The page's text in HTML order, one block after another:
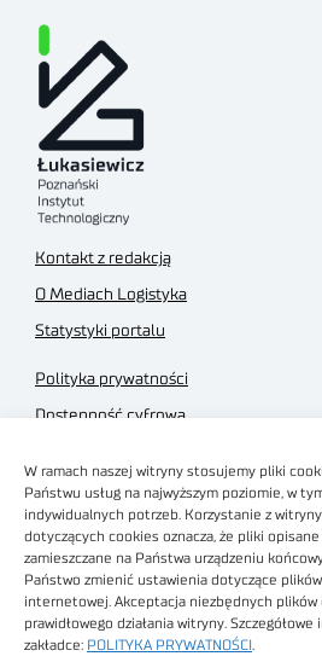
W ramach naszej witryny stosujemy pliki
Państwu usług na najwyższym poziomie, w
indywidualnych potrzeb. Korzystanie z
dotyczących cookies oznacza, że pliki opisane
zamieszczane na Państwa urządzeniu
Państwo zmienić ustawienia dotyczące
internetowej. Akceptacja niezbędnych plików
prawidłowego działania witryny.
zakładce: POLITYKA PRYWATNOŚCI
Kontakt z redakcją
O Mediach Logistyka
Statystyki portalu
Polityka prywatności
Dostępność cyfrowa
Regulamin sklepu
Obrazy stockowe
autorstwa